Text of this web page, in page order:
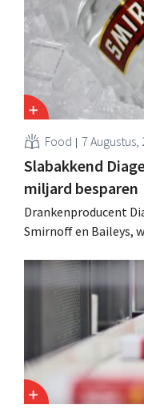
Food 7 Augustus,
Slabakkend
miljard besparen
Drankenproducent
Smirnoff en Baileys,
andere Guiness en